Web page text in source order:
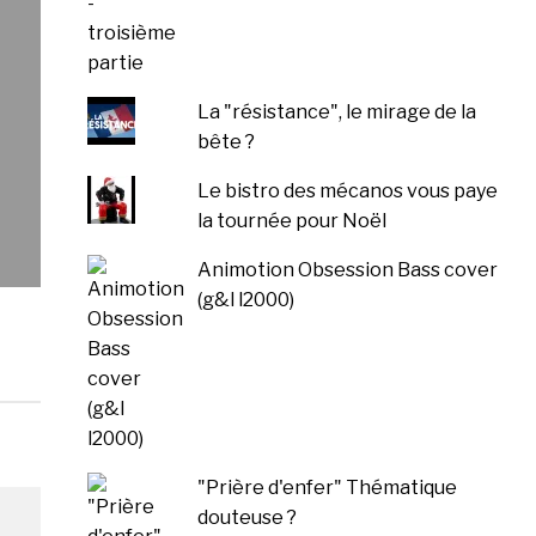
La "résistance", le mirage de la
bête ?
Le bistro des mécanos vous paye
la tournée pour Noël
Animotion Obsession Bass cover
(g&l l2000)
"Prière d'enfer" Thématique
douteuse ?